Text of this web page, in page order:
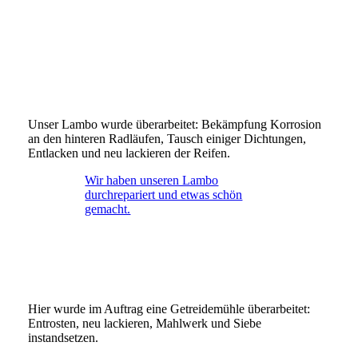
Unser Lambo wurde überarbeitet: Bekämpfung Korrosion
an den hinteren Radläufen, Tausch einiger Dichtungen,
Entlacken und neu lackieren der Reifen.
Wir haben unseren Lambo
durchrepariert und etwas schön
gemacht.
Hier wurde im Auftrag eine Getreidemühle überarbeitet:
Entrosten, neu lackieren, Mahlwerk und Siebe
instandsetzen.